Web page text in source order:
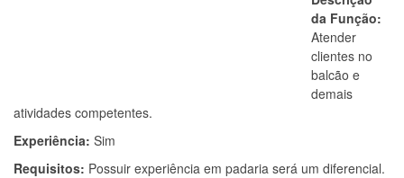
da Função:
Atender
clientes no
balcão e
demais
atividades competentes.
Experiência: Sim
Requisitos: Possuir experiência em padaria será um diferencial.